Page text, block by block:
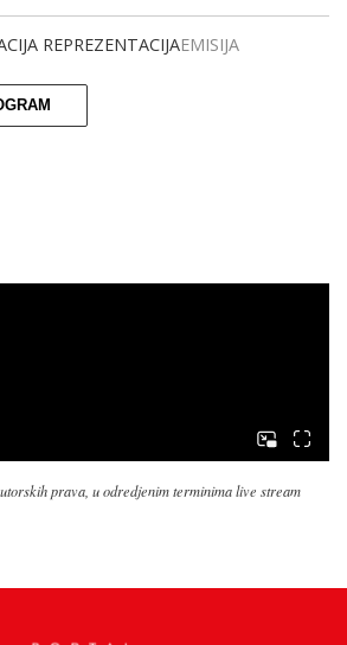
REPREZENTACIJAEMISIJA
prava, u odredjenim terminima live stream